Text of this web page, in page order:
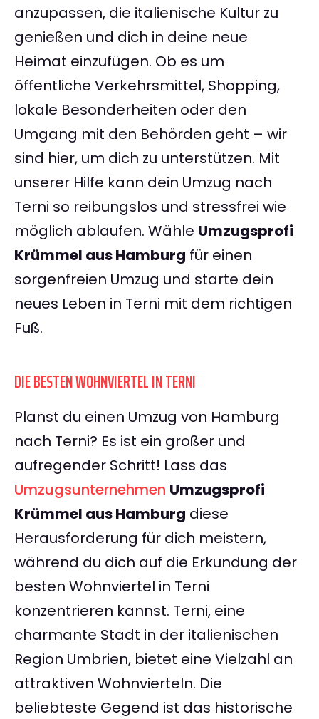
anzupassen, die italienische Kultur zu
genießen und dich in deine neue
Heimat einzufügen. Ob es um
öffentliche Verkehrsmittel, Shopping,
lokale Besonderheiten oder den
Umgang mit den Behörden geht – wir
sind hier, um dich zu unterstützen. Mit
unserer Hilfe kann dein Umzug nach
Terni so reibungslos und stressfrei wie
möglich ablaufen. Wähle Umzugsprofi
Krümmel aus Hamburg für einen
sorgenfreien Umzug und starte dein
neues Leben in Terni mit dem richtigen
Fuß.
DIE BESTEN WOHNVIERTEL IN TERNI
Planst du einen Umzug von Hamburg
nach Terni? Es ist ein großer und
aufregender Schritt! Lass das
Umzugsunternehmen Umzugsprofi
Krümmel aus Hamburg diese
Herausforderung für dich meistern,
während du dich auf die Erkundung der
besten Wohnviertel in Terni
konzentrieren kannst. Terni, eine
charmante Stadt in der italienischen
Region Umbrien, bietet eine Vielzahl an
attraktiven Wohnvierteln. Die
beliebteste Gegend ist das historische